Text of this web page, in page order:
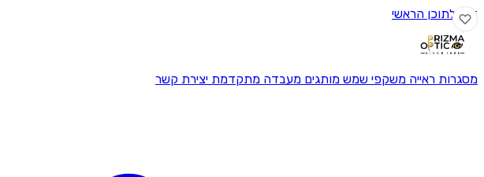
דלג לתוכן הראשי
מסגרות ראייה משקפי שמש מותגים מעבדה מתקדמת יצירת קשר